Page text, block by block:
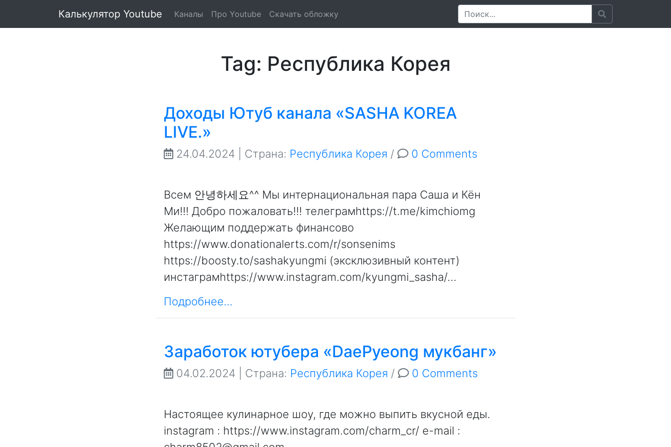
Калькулятор Youtube Каналы Про Youtube Скачать обложку
Tag: Республика Корея
Доходы Ютуб канала «SASHA KOREA
LIVE.»
24.04.2024 | Страна: Республика Корея / 0 Comments
Всем 안녕하세요^^ Мы интернациональная пара Саша и Кён
Ми!!! Добро пожаловать!!! телеграмhttps://t.me/kimchiomg
Желающим поддержать финансово
https://www.donationalerts.com/r/sonsenims
https://boosty.to/sashakyungmi (эксклюзивный контент)
инстаграмhttps://www.instagram.com/kyungmi_sasha/…
Подробнее...
Заработок ютубера «DaePyeong мукбанг»
04.02.2024 | Страна: Республика Корея / 0 Comments
Настоящее кулинарное шоу, где можно выпить вкусной еды.
instagram : https://www.instagram.com/charm_cr/​ e-mail :